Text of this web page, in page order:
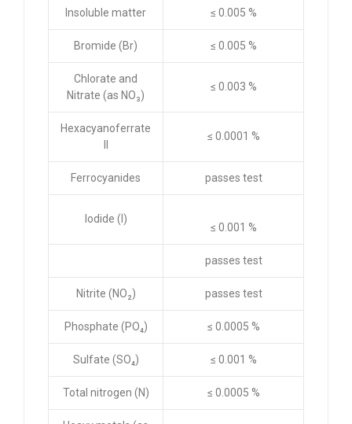
Insoluble matter ≤ 0.005 %
Bromide (Br) ≤ 0.005 %
Chlorate and
Nitrate (as NO₃)
≤ 0.003 %
Hexacyanoferrate
≤ 0.0001 %
Ferrocyanides passes test
Iodide (I)
≤ 0.001 %
passes test
Nitrite (NO₂) passes test
Phosphate (PO₄) ≤ 0.0005 %
Sulfate (SO₄) ≤ 0.001 %
Total nitrogen (N) ≤ 0.0005 %